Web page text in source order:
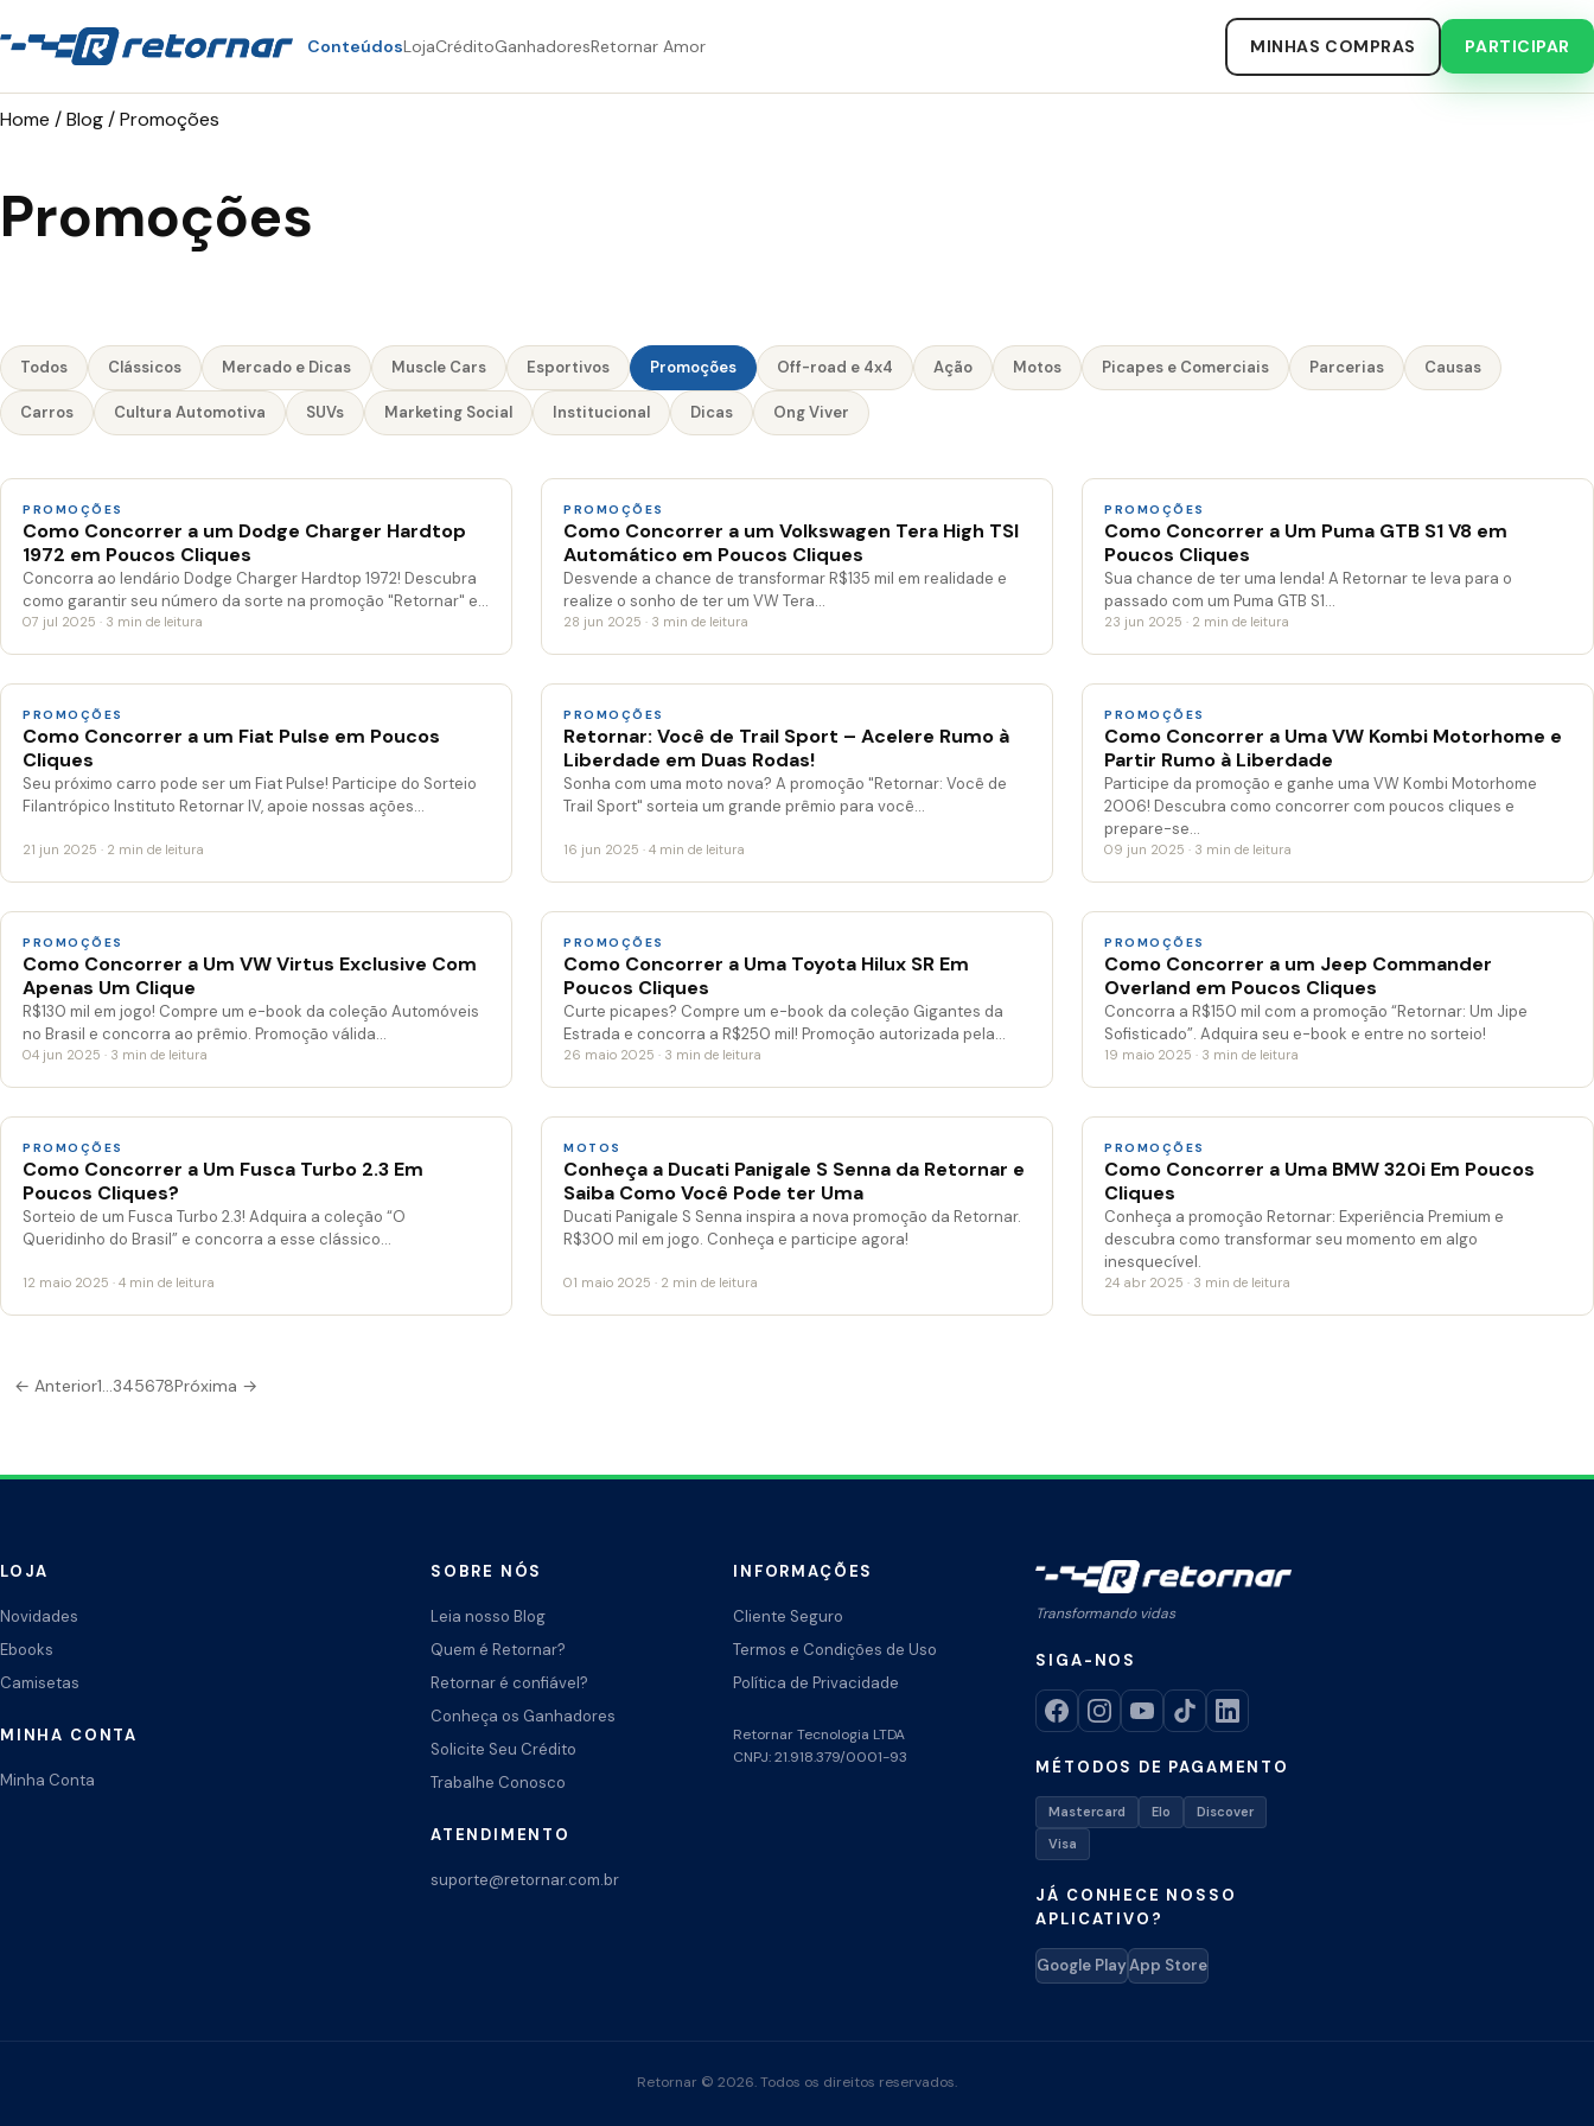
ConteúdosLojaCréditoGanhadoresRetornar Amor MINHAS COMPRAS PARTICIPAR
Home /Blog/Promoções
Promoções
Todos Clássicos Mercado e Dicas Muscle Cars Esportivos Promoções Off-road e 4x4 Ação Motos Picapes e Comerciais Parcerias Causas
Carros Cultura Automotiva SUVs Marketing Social Institucional Dicas Ong Viver
PROMOÇÕES
Como Concorrer a um Dodge Charger Hardtop
1972 em Poucos Cliques
Concorra ao lendário Dodge Charger Hardtop 1972! Descubra
como garantir seu número da sorte na promoção "Retornar" e…
07 jul 2025 · 3 min de leitura
PROMOÇÕES
Como Concorrer a um Volkswagen Tera High TSI
Automático em Poucos Cliques
Desvende a chance de transformar R$135 mil em realidade e
realize o sonho de ter um VW Tera…
28 jun 2025 · 3 min de leitura
PROMOÇÕES
Como Concorrer a Um Puma GTB S1 V8 em
Poucos Cliques
Sua chance de ter uma lenda! A Retornar te leva para o
passado com um Puma GTB S1…
23 jun 2025 · 2 min de leitura
PROMOÇÕES
Como Concorrer a um Fiat Pulse em Poucos
Cliques
Seu próximo carro pode ser um Fiat Pulse! Participe do Sorteio
Filantrópico Instituto Retornar IV, apoie nossas ações…
21 jun 2025 · 2 min de leitura
PROMOÇÕES
Retornar: Você de Trail Sport – Acelere Rumo à
Liberdade em Duas Rodas!
Sonha com uma moto nova? A promoção "Retornar: Você de
Trail Sport" sorteia um grande prêmio para você…
16 jun 2025 · 4 min de leitura
PROMOÇÕES
Como Concorrer a Uma VW Kombi Motorhome e
Partir Rumo à Liberdade
Participe da promoção e ganhe uma VW Kombi Motorhome
2006! Descubra como concorrer com poucos cliques e
prepare-se…
09 jun 2025 · 3 min de leitura
PROMOÇÕES
Como Concorrer a Um VW Virtus Exclusive Com
Apenas Um Clique
R$130 mil em jogo! Compre um e-book da coleção Automóveis
no Brasil e concorra ao prêmio. Promoção válida…
04 jun 2025 · 3 min de leitura
PROMOÇÕES
Como Concorrer a Uma Toyota Hilux SR Em
Poucos Cliques
Curte picapes? Compre um e-book da coleção Gigantes da
Estrada e concorra a R$250 mil! Promoção autorizada pela…
26 maio 2025 · 3 min de leitura
PROMOÇÕES
Como Concorrer a um Jeep Commander
Overland em Poucos Cliques
Concorra a R$150 mil com a promoção “Retornar: Um Jipe
Sofisticado”. Adquira seu e-book e entre no sorteio!
19 maio 2025 · 3 min de leitura
PROMOÇÕES
Como Concorrer a Um Fusca Turbo 2.3 Em
Poucos Cliques?
Sorteio de um Fusca Turbo 2.3! Adquira a coleção “O
Queridinho do Brasil” e concorra a esse clássico…
12 maio 2025 · 4 min de leitura
MOTOS
Conheça a Ducati Panigale S Senna da Retornar e
Saiba Como Você Pode ter Uma
Ducati Panigale S Senna inspira a nova promoção da Retornar.
R$300 mil em jogo. Conheça e participe agora!
01 maio 2025 · 2 min de leitura
PROMOÇÕES
Como Concorrer a Uma BMW 320i Em Poucos
Cliques
Conheça a promoção Retornar: Experiência Premium e
descubra como transformar seu momento em algo
inesquecível.
24 abr 2025 · 3 min de leitura
Paginação
posts
← Anterior1…345678Próxima →
LOJA
Novidades
Ebooks
Camisetas
MINHA CONTA
Minha Conta
SOBRE NÓS
Leia nosso Blog
Quem é Retornar?
Retornar é confiável?
Conheça os Ganhadores
Solicite Seu Crédito
Trabalhe Conosco
ATENDIMENTO
suporte@retornar.com.br
INFORMAÇÕES
Cliente Seguro
Termos e Condições de Uso
Política de Privacidade
Retornar Tecnologia LTDA
CNPJ: 21.918.379/0001-93
Transformando vidas
SIGA-NOS
MÉTODOS DE PAGAMENTO
Mastercard Elo
Discover
Visa
JÁ CONHECE NOSSO
APLICATIVO?
Google PlayApp Store
Retornar © 2026. Todos os direitos reservados.